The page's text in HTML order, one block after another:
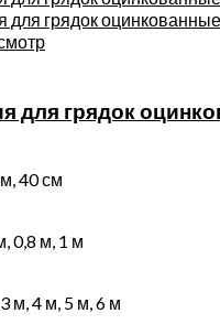
для грядок
40 см
0,8 м, 1 м
м, 4 м, 5 м, 6 м